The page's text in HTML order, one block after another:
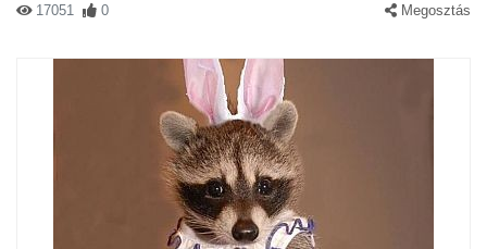
17051 0 Megosztás